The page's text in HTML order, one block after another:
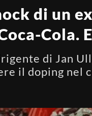
di un
Cola.
di Jan
il doping nel